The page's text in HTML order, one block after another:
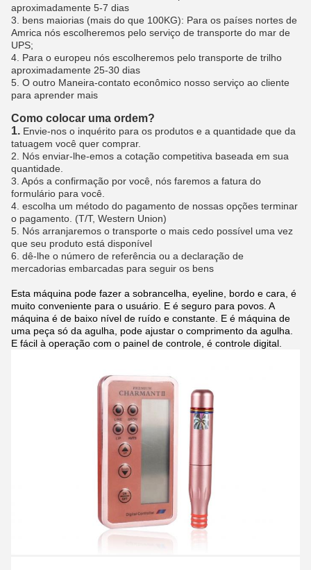
aproximadamente 5-7 dias
3. bens maiorias (mais do que 100KG): Para os países nortes de
Amrica nós escolheremos pelo serviço de transporte do mar de
UPS;
4. Para o europeu nós escolheremos pelo transporte de trilho
aproximadamente 25-30 dias
5. O outro Maneira-contato econômico nosso serviço ao cliente
para aprender mais
Como colocar uma ordem?
1. Envie-nos o inquérito para os produtos e a quantidade que da
tatuagem você quer comprar.
2. Nós enviar-lhe-emos a cotação competitiva baseada em sua
quantidade.
3. Após a confirmação por você, nós faremos a fatura do
formulário para você.
4. escolha um método do pagamento de nossas opções terminar
o pagamento. (T/T, Western Union)
5. Nós arranjaremos o transporte o mais cedo possível uma vez
que seu produto está disponível
6. dê-lhe o número de referência ou a declaração de
mercadorias embarcadas para seguir os bens
Esta máquina pode fazer a sobrancelha, eyeline, bordo e cara, é
muito conveniente para o usuário. E é seguro para povos. A
máquina é de baixo nível de ruído e constante. E é máquina de
uma peça só da agulha, pode ajustar o comprimento da agulha.
E fácil à operação com o painel de controle, é controle digital.